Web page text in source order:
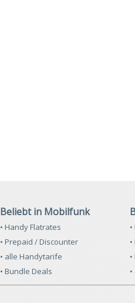
Beliebt in Mobilfunk
• Handy Flatrates
• Prepaid / Discounter
• alle Handytarife
• Bundle Deals